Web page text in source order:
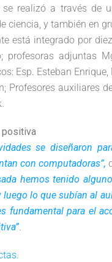
se realizó a través de
ciencia, y también en
está integrado por
profesoras adjuntas
Esp. Esteban
Profesores auxiliares
positiva
se diseñaron
con computadoras”,
hemos tenido
lo que subían al
fundamental para el
.